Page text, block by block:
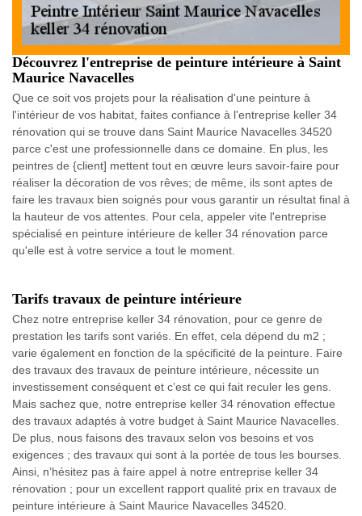
Découvrez l'entreprise de peinture intérieure à Saint
Maurice Navacelles
Que ce soit vos projets pour la réalisation d'une peinture à
l'intérieur de vos habitat, faites confiance à l'entreprise keller 34
rénovation qui se trouve dans Saint Maurice Navacelles 34520
parce c'est une professionnelle dans ce domaine. En plus, les
peintres de {client] mettent tout en œuvre leurs savoir-faire pour
réaliser la décoration de vos rêves; de même, ils sont aptes de
faire les travaux bien soignés pour vous garantir un résultat final à
la hauteur de vos attentes. Pour cela, appeler vite l'entreprise
spécialisé en peinture intérieure de keller 34 rénovation parce
qu'elle est à votre service a tout le moment.
Tarifs travaux de peinture intérieure
Chez notre entreprise keller 34 rénovation, pour ce genre de
prestation les tarifs sont variés. En effet, cela dépend du m2 ;
varie également en fonction de la spécificité de la peinture. Faire
des travaux des travaux de peinture intérieure, nécessite un
investissement conséquent et c’est ce qui fait reculer les gens.
Mais sachez que, notre entreprise keller 34 rénovation effectue
des travaux adaptés à votre budget à Saint Maurice Navacelles.
De plus, nous faisons des travaux selon vos besoins et vos
exigences ; des travaux qui sont à la portée de tous les bourses.
Ainsi, n’hésitez pas à faire appel à notre entreprise keller 34
rénovation ; pour un excellent rapport qualité prix en travaux de
peinture intérieure à Saint Maurice Navacelles 34520.